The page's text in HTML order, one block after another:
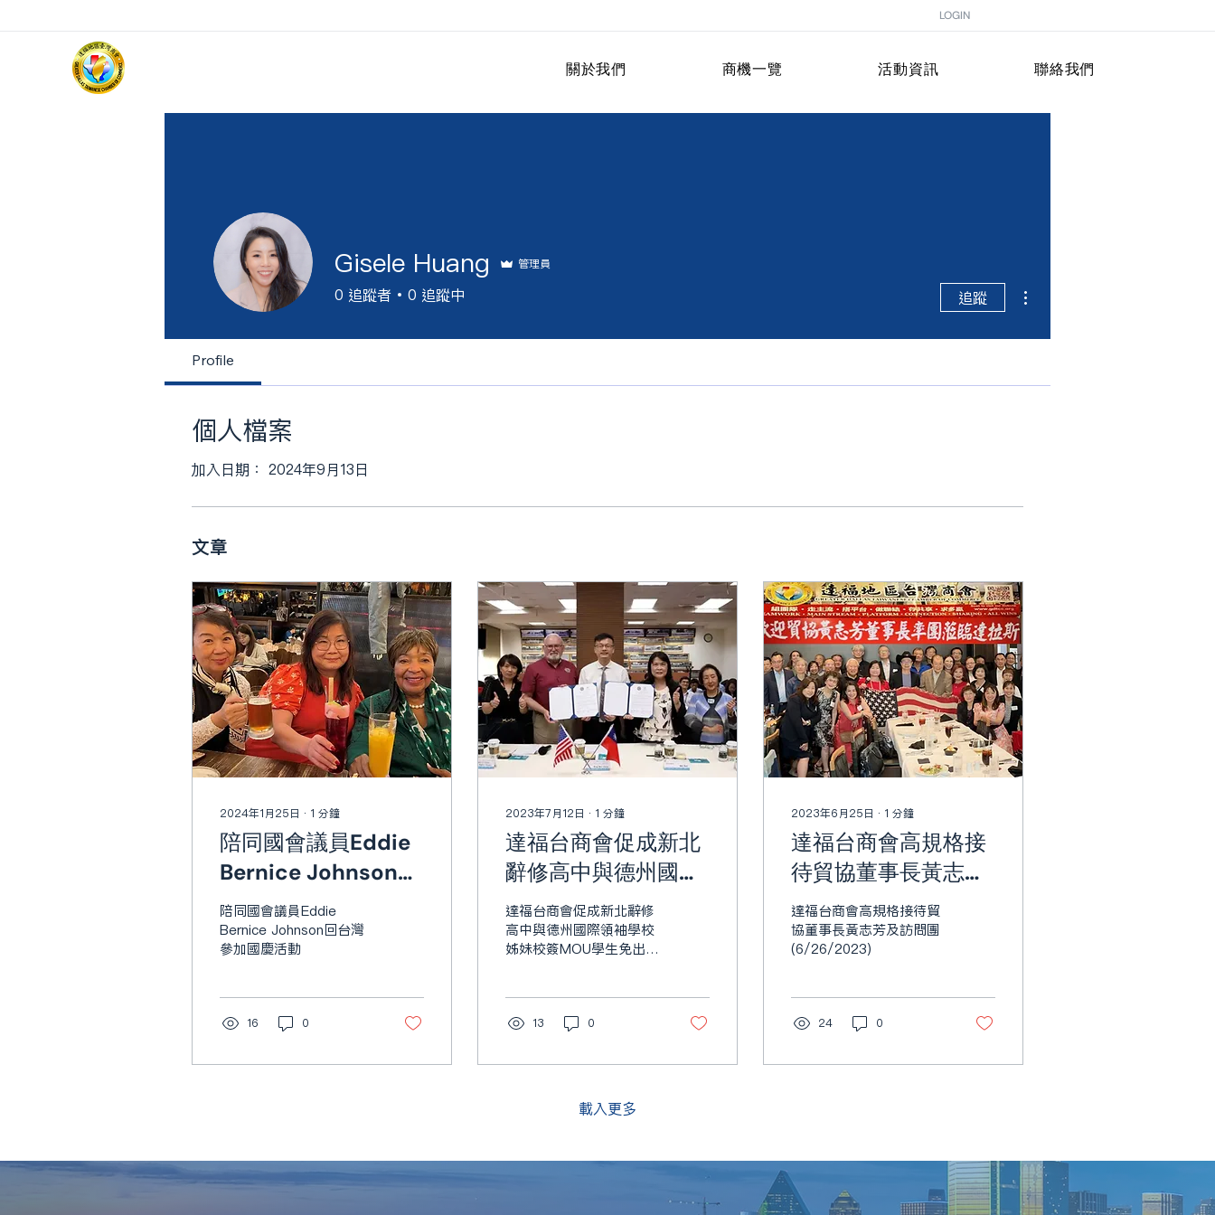
LOGIN
關於我們 商機一覽 活動資訊 聯絡我們
Gisele Huang 管理員
0 追蹤者 0 追蹤中 追蹤
Profile
個人檔案
加入日期： 2024年9月13日
文章
2024年1月25日 ∙ 1 分鐘
陪同國會議員Eddie
Bernice Johnson回
台灣參加國慶活動
陪同國會議員Eddie
Bernice Johnson回台灣
參加國慶活動
16 0
2023年7月12日 ∙ 1 分鐘
達福台商會促成新北
辭修高中與德州國際
領袖學校姊妹校簽
MOU學生免出國拿台
美雙文憑
達福台商會促成新北辭修
高中與德州國際領袖學校
姊妹校簽MOU學生免出國
13 0
2023年6月25日 ∙ 1 分鐘
達福台商會高規格接
待貿協董事長黃志芳
及訪問團
達福台商會高規格接待貿
協董事長黃志芳及訪問團
(6/26/2023)
24 0
載入更多